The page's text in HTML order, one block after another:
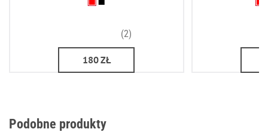
(2)
180ZŁ
Podobne produkty